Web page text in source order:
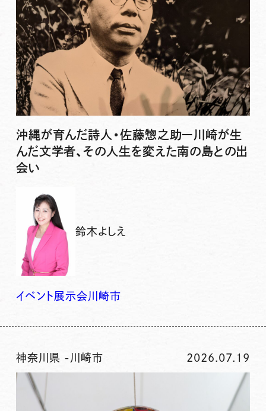
沖縄が育んだ詩人・佐藤惣之助ー川崎が生
んだ文学者、その人生を変えた南の島との出
会い
鈴木よしえ
イベント展示会川崎市
神奈川県 - 川崎市 2026.07.19